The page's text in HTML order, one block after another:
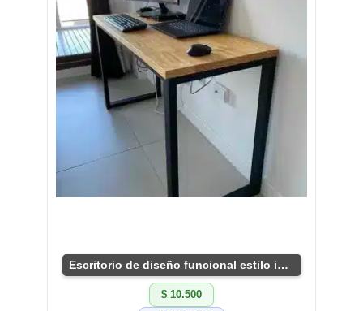
Escritorio de diseño funcional estilo industrial
$ 10.500